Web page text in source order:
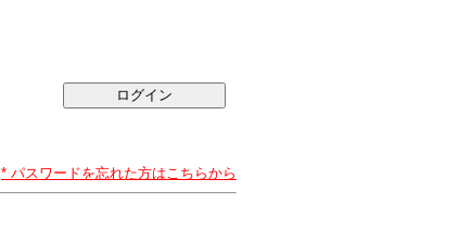
* パスワードを忘れた方はこちらから